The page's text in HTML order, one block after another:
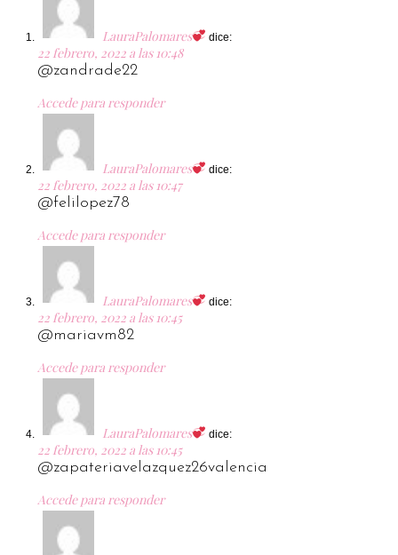
LauraPalomares dice:
22 febrero, 2022 a las 10:48
@zandrade22
Accede para responder
LauraPalomares dice:
22 febrero, 2022 a las 10:47
@felilopez78
Accede para responder
LauraPalomares dice:
22 febrero, 2022 a las 10:45
@mariavm82
Accede para responder
LauraPalomares dice:
22 febrero, 2022 a las 10:45
@zapateriavelazquez26valencia
Accede para responder